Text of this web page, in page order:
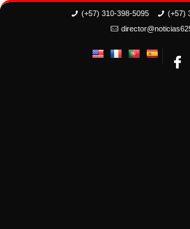
(+57) 310-398-5095
(+57)